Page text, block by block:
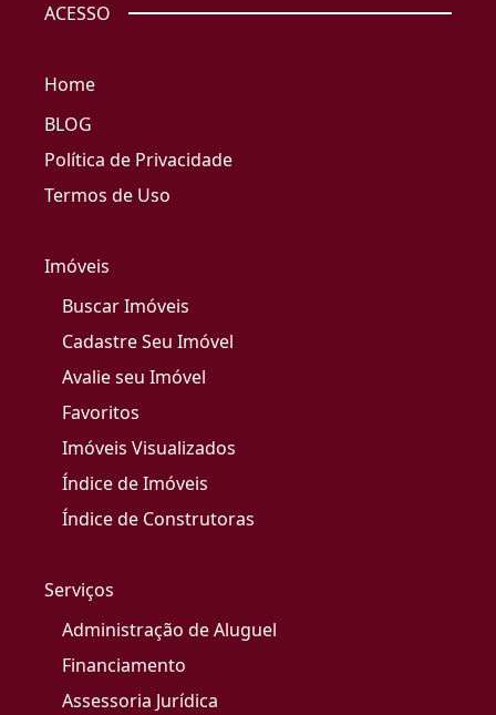
ACESSO
Home
BLOG
Política de Privacidade
Termos de Uso
Imóveis
Buscar Imóveis
Cadastre Seu Imóvel
Avalie seu Imóvel
Favoritos
Imóveis Visualizados
Índice de Imóveis
Índice de Construtoras
Serviços
Administração de Aluguel
Financiamento
Assessoria Jurídica